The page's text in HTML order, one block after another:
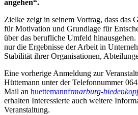
angehen“.
Zielke zeigt in seinem Vortrag, dass das
für Motivation und Grundlage für
über das berufliche Umfeld
nur die Ergebnisse der Arbeit in
Stabilität ihrer Organisationen,
Eine vorherige Anmeldung zur
Hüttemann unter der Telefonnummer
Mail an huettemannfrmarburg-biedenkopf
erhalten Interessierte auch weitere
Veranstaltung.